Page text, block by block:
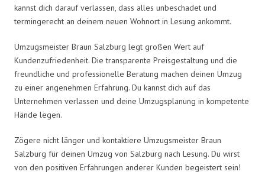
kannst dich darauf verlassen, dass alles unbeschadet und
termingerecht an deinem neuen Wohnort in Lesung ankommt.
Umzugsmeister Braun Salzburg legt großen Wert auf
Kundenzufriedenheit. Die transparente Preisgestaltung und die
freundliche und professionelle Beratung machen deinen Umzug
zu einer angenehmen Erfahrung. Du kannst dich auf das
Unternehmen verlassen und deine Umzugsplanung in kompetente
Hände legen.
Zögere nicht länger und kontaktiere Umzugsmeister Braun
Salzburg für deinen Umzug von Salzburg nach Lesung. Du wirst
von den positiven Erfahrungen anderer Kunden begeistert sein!